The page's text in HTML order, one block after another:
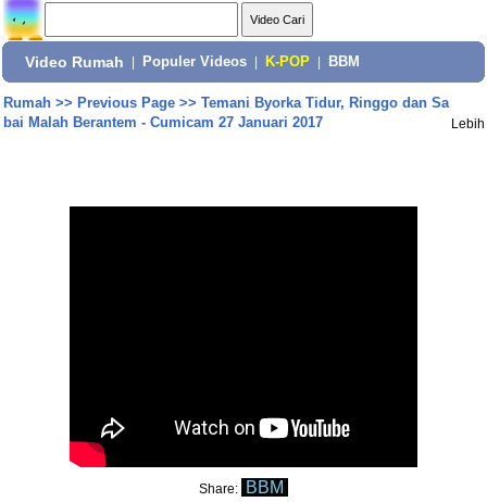
Video Rumah Populer Videos K-POP BBM
Rumah>> Previous Page>> Temani Byorka Tidur, Ringgo dan Sa
bai Malah Berantem - Cumicam 27 Januari 2017
Lebih
Share: BBM